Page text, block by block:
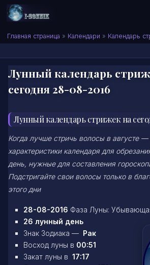
Skip to content
Сонник I-SONNIK.COM
Главная страница » Календари » Календарь
Лунный календарь
сегодня 28-08-2016
Лунный календарь стрижек на
Когда лучше стричь волосы в августе
характеристики календаря для
день, нужные для составления
Подстригайте свои волосы только в
этого дни
28-08-2016 Фаза Луны:
26 лунный день
Знак Зодиака — Рак
Восход луны в 00:51
Закат луны в 17:17